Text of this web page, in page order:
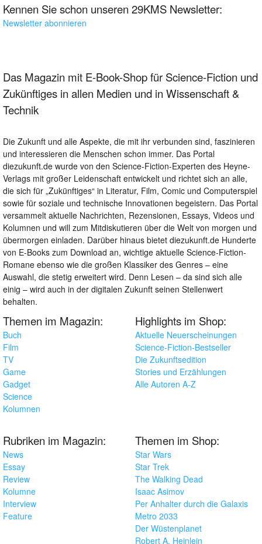
Kennen Sie schon unseren 29KMS Newsletter:
Newsletter abonnieren
Das Magazin mit E-Book-Shop für Science-Fiction und
Zukünftiges in allen Medien und in Wissenschaft &
Technik
Die Zukunft und alle Aspekte, die mit ihr verbunden sind, faszinieren
und interessieren die Menschen schon immer. Das Portal
diezukunft.de wurde von den Science-Fiction-Experten des Heyne-
Verlags mit großer Leidenschaft entwickelt und richtet sich an alle,
die sich für „Zukünftiges“ in Literatur, Film, Comic und Computerspiel
sowie für soziale und technische Innovationen begeistern. Das Portal
versammelt aktuelle Nachrichten, Rezensionen, Essays, Videos und
Kolumnen und will zum Mitdiskutieren über die Welt von morgen und
übermorgen einladen. Darüber hinaus bietet diezukunft.de Hunderte
von E-Books zum Download an, wichtige aktuelle Science-Fiction-
Romane ebenso wie die großen Klassiker des Genres – eine
Auswahl, die stetig erweitert wird. Denn Lesen – da sind sich alle
einig – wird auch in der digitalen Zukunft seinen Stellenwert
behalten.
Themen im Magazin:
Buch
Film
TV
Game
Gadget
Science
Kolumnen
Highlights im Shop:
Aktuelle Neuerscheinungen
Science-Fiction-Bestseller
Die Zukunftsedition
Stories und Erzählungen
Alle Autoren A-Z
Rubriken im Magazin:
News
Essay
Review
Kolumne
Interview
Feature
Themen im Shop:
Star Wars
Star Trek
The Walking Dead
Isaac Asimov
Per Anhalter durch die Galaxis
Metro 2033
Der Wüstenplanet
Robert A. Heinlein